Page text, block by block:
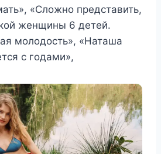
«Сложно представить,
женщины 6 детей.
молодость», «Наташа
с годами»,